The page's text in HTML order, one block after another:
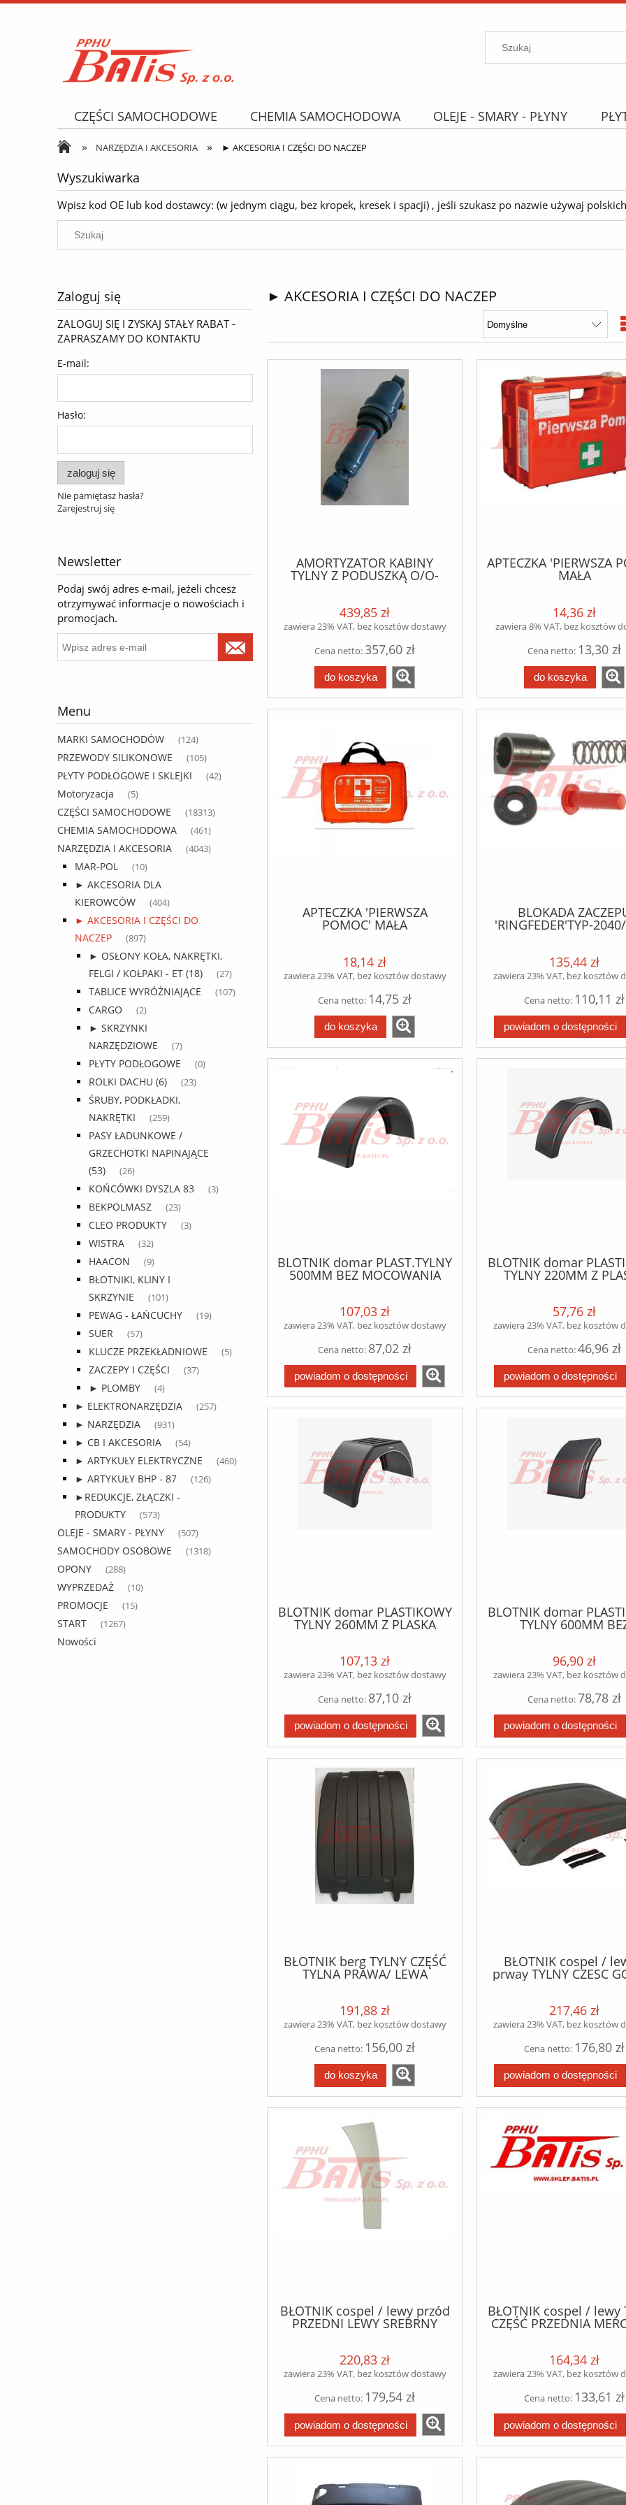
CZĘŚCI SAMOCHODOWE CHEMIA SAMOCHODOWA OLEJE - SMARY - PŁYNY
NARZĘDZIA I AKCESORIA
OPONY PROMOCJE
» NARZĘDZIA I AKCESORIA » ► AKCESORIA I CZĘŚCI DO NACZEP
Wyszukiwarka
Wpisz kod OE lub kod dostawcy: (w jednym ciągu, bez kropek, kresek i spacji) , jeśli szukasz po nazwie używaj
Zaloguj się
ZALOGUJ SIĘ I ZYSKAJ STAŁY RABAT -
ZAPRASZAMY DO KONTAKTU
E-mail:
Hasło:
zaloguj się
Nie pamiętasz hasła?
Zarejestruj się
Newsletter
Podaj swój adres e-mail, jeżeli chcesz
otrzymywać informacje o nowościach i
promocjach.
Menu
MARKI SAMOCHODÓW (124)
PRZEWODY SILIKONOWE (105)
PŁYTY PODŁOGOWE I SKLEJKI (42)
Motoryzacja (5)
CZĘŚCI SAMOCHODOWE (18313)
CHEMIA SAMOCHODOWA (461)
NARZĘDZIA I AKCESORIA (4043)
MAR-POL (10)
► AKCESORIA DLA
KIEROWCÓW
(404)
► AKCESORIA I CZĘŚCI DO
NACZEP
(897)
► OSŁONY KOŁA, NAKRĘTKI,
FELGI / KOŁPAKI - ET (18)
(27)
TABLICE WYRÓŻNIAJĄCE (107)
CARGO (2)
► SKRZYNKI
NARZĘDZIOWE
(7)
PŁYTY PODŁOGOWE (0)
ROLKI DACHU (6) (23)
ŚRUBY, PODKŁADKI,
NAKRĘTKI
(259)
PASY ŁADUNKOWE /
GRZECHOTKI NAPINAJĄCE
(53)
(26)
KOŃCÓWKI DYSZLA 83 (3)
BEKPOLMASZ (23)
CLEO PRODUKTY (3)
WISTRA (32)
HAACON (9)
BŁOTNIKI, KLINY I
SKRZYNIE
(101)
PEWAG - ŁAŃCUCHY (19)
SUER (57)
KLUCZE PRZEKŁADNIOWE (5)
ZACZEPY I CZĘŚCI (37)
► PLOMBY (4)
► ELEKTRONARZĘDZIA (257)
► NARZĘDZIA (931)
► CB I AKCESORIA (54)
► ARTYKUŁY ELEKTRYCZNE (460)
► ARTYKUŁY BHP - 87 (126)
►REDUKCJE, ZŁĄCZKI -
PRODUKTY
(573)
OLEJE - SMARY - PŁYNY (507)
SAMOCHODY OSOBOWE (1318)
OPONY (288)
WYPRZEDAŻ (10)
PROMOCJE (15)
START (1267)
Nowości
► AKCESORIA I CZĘŚCI DO NACZEP
AMORTYZATOR KABINY
TYLNY Z PODUSZKĄ O/O-
14*32-223/308 VOLVO
439,85 zł
zawiera 23% VAT, bez kosztów dostawy
Cena netto:357,60 zł
do koszyka
APTECZKA 'PIERWSZA
MAŁA
14,36 zł
zawiera 8% VAT, bez kosztów
Cena netto: 13,30 zł
do koszyka
APTECZKA 'PIERWSZA
POMOC' MAŁA
18,14 zł
zawiera 23% VAT, bez kosztów dostawy
Cena netto: 14,75 zł
do koszyka
BLOKADA
'RINGFEDER'TYP-
135,44 zł
zawiera 23% VAT, bez kosztów
Cena netto: 110,11 zł
powiadom o dostępności
BLOTNIK domar PLAST.TYLNY
500MM BEZ MOCOWANIA
107,03 zł
zawiera 23% VAT, bez kosztów dostawy
Cena netto: 87,02 zł
powiadom o dostępności
BLOTNIK domar
TYLNY 220MM Z
57,76 zł
zawiera 23% VAT, bez kosztów
Cena netto:46,96 zł
powiadom o dostępności
BLOTNIK domar PLASTIKOWY
TYLNY 260MM Z PLASKA
107,13 zł
zawiera 23% VAT, bez kosztów dostawy
Cena netto: 87,10 zł
powiadom o dostępności
BLOTNIK domar
TYLNY 600MM
96,90 zł
zawiera 23% VAT, bez kosztów
Cena netto:78,78 zł
powiadom o dostępności
BŁOTNIK berg TYLNY CZĘŚĆ
TYLNA PRAWA/ LEWA
SPACE/BIG SPACE/GIGA
SPACE
191,88 zł
zawiera 23% VAT, bez kosztów dostawy
Cena netto: 156,00 zł
do koszyka
BŁOTNIK cospel /
prway TYLNY CZESC
MB ACTROS MP4
gumowe w217,46 zł
zawiera 23% VAT, bez kosztów
Cena netto: 176,80 zł
powiadom o dostępności
BŁOTNIK cospel / lewy przód
PRZEDNI LEWY SREBRNY
220,83 zł
zawiera 23% VAT, bez kosztów dostawy
Cena netto: 179,54 zł
powiadom o dostępności
BŁOTNIK cospel / lewy
CZĘŚĆ PRZEDNIA
ACTROS MP4 //
SPACE/GIGA SPACE
164,34 zł
zawiera 23% VAT, bez kosztów
Cena netto: 133,61 zł
powiadom o dostępności